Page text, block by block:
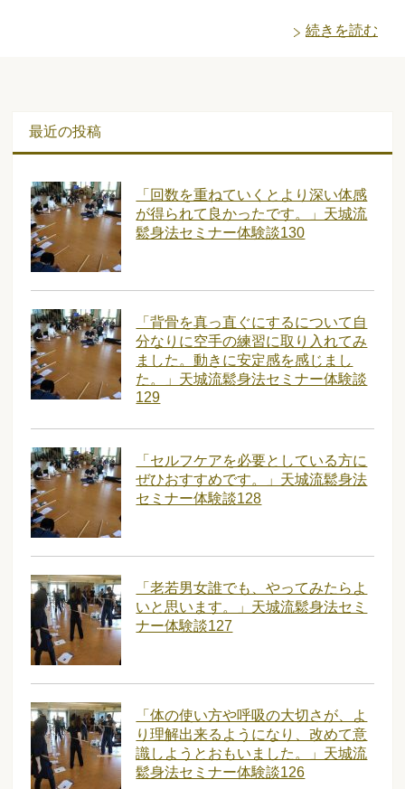
続きを読む
最近の投稿
「回数を重ねていくとより深い体感
が得られて良かったです。」天城流
鬆身法セミナー体験談130
「背骨を真っ直ぐにするについて自
分なりに空手の練習に取り入れてみ
ました。動きに安定感を感じまし
た。」天城流鬆身法セミナー体験談
129
「セルフケアを必要としている方に
ぜひおすすめです。」天城流鬆身法
セミナー体験談128
「老若男女誰でも、やってみたらよ
いと思います。」天城流鬆身法セミ
ナー体験談127
「体の使い方や呼吸の大切さが、よ
り理解出来るようになり、改めて意
識しようとおもいました。」天城流
鬆身法セミナー体験談126